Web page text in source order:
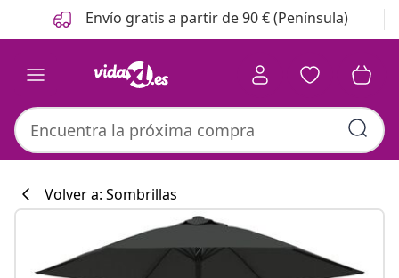
Anterior
Siguiente Envío gratis a partir de 90 € (Península)
Colección de
Volver a: Sombrillas